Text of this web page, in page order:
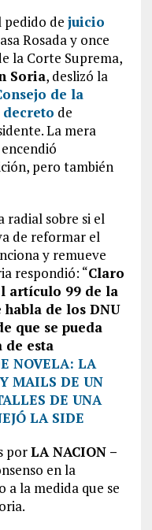
pedido de juicio
Rosada y once
la Corte Suprema,
Soria, deslizó la
de la
de
La mera
pero también
radial sobre si el
de reformar el
y remueve
respondió: “Claro
artículo 99 de la
de los DNU
que se pueda
esta
NOVELA: LA
MAILS DE UN
DE UNA
LA SIDE
porLA NACION –
en la
a la medida que se